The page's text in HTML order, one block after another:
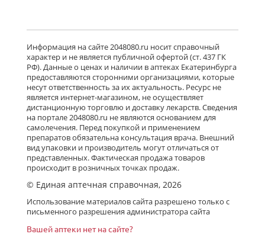
Информация на сайте 2048080.ru носит справочный
характер и не является публичной офертой (ст. 437 ГК
РФ). Данные о ценах и наличии в аптеках Екатеринбурга
предоставляются сторонними организациями, которые
несут ответственность за их актуальность. Ресурс не
является интернет-магазином, не осуществляет
дистанционную торговлю и доставку лекарств. Сведения
на портале 2048080.ru не являются основанием для
самолечения. Перед покупкой и применением
препаратов обязательна консультация врача. Внешний
вид упаковки и производитель могут отличаться от
представленных. Фактическая продажа товаров
происходит в розничных точках продаж.
© Единая аптечная справочная, 2026
Использование материалов сайта разрешено только с
письменного разрешения администратора сайта
Вашей аптеки нет на сайте?